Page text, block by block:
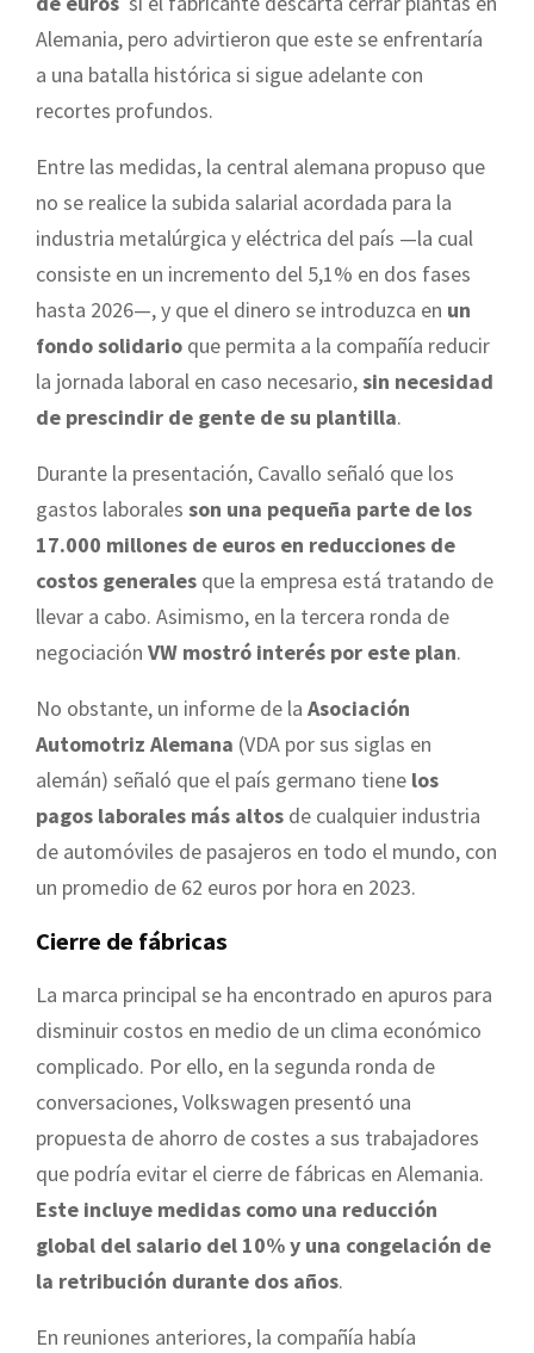
Alemania, pero advirtieron que este se enfrentaría
a una batalla histórica si sigue adelante con
recortes profundos.
Entre las medidas, la central alemana propuso que
no se realice la subida salarial acordada para la
industria metalúrgica y eléctrica del país —la cual
consiste en un incremento del 5,1% en dos fases
hasta 2026—, y que el dinero se introduzca en un
fondo solidario que permita a la compañía reducir
la jornada laboral en caso necesario,sin necesidad
de prescindir de gente de su plantilla.
Durante la presentación, Cavallo señaló que los
gastos laborales son una pequeña parte de los
17.000 millones de euros en reducciones de
costos generales que la empresa está tratando de
llevar a cabo. Asimismo, en la tercera ronda de
negociación VW mostró interés por este plan.
No obstante, un informe de la Asociación
Automotriz Alemana (VDA por sus siglas en
alemán) señaló que el país germano tiene los
pagos laborales más altos de cualquier industria
de automóviles de pasajeros en todo el mundo, con
un promedio de 62 euros por hora en 2023.
Cierre de fábricas
La marca principal se ha encontrado en apuros para
disminuir costos en medio de un clima económico
complicado. Por ello, en la segunda ronda de
conversaciones, Volkswagen presentó una
propuesta de ahorro de costes a sus trabajadores
que podría evitar el cierre de fábricas en Alemania.
Este incluye medidas como una reducción
global del salario del 10% y una congelación de
la retribución durante dos años.
En reuniones anteriores, la compañía había